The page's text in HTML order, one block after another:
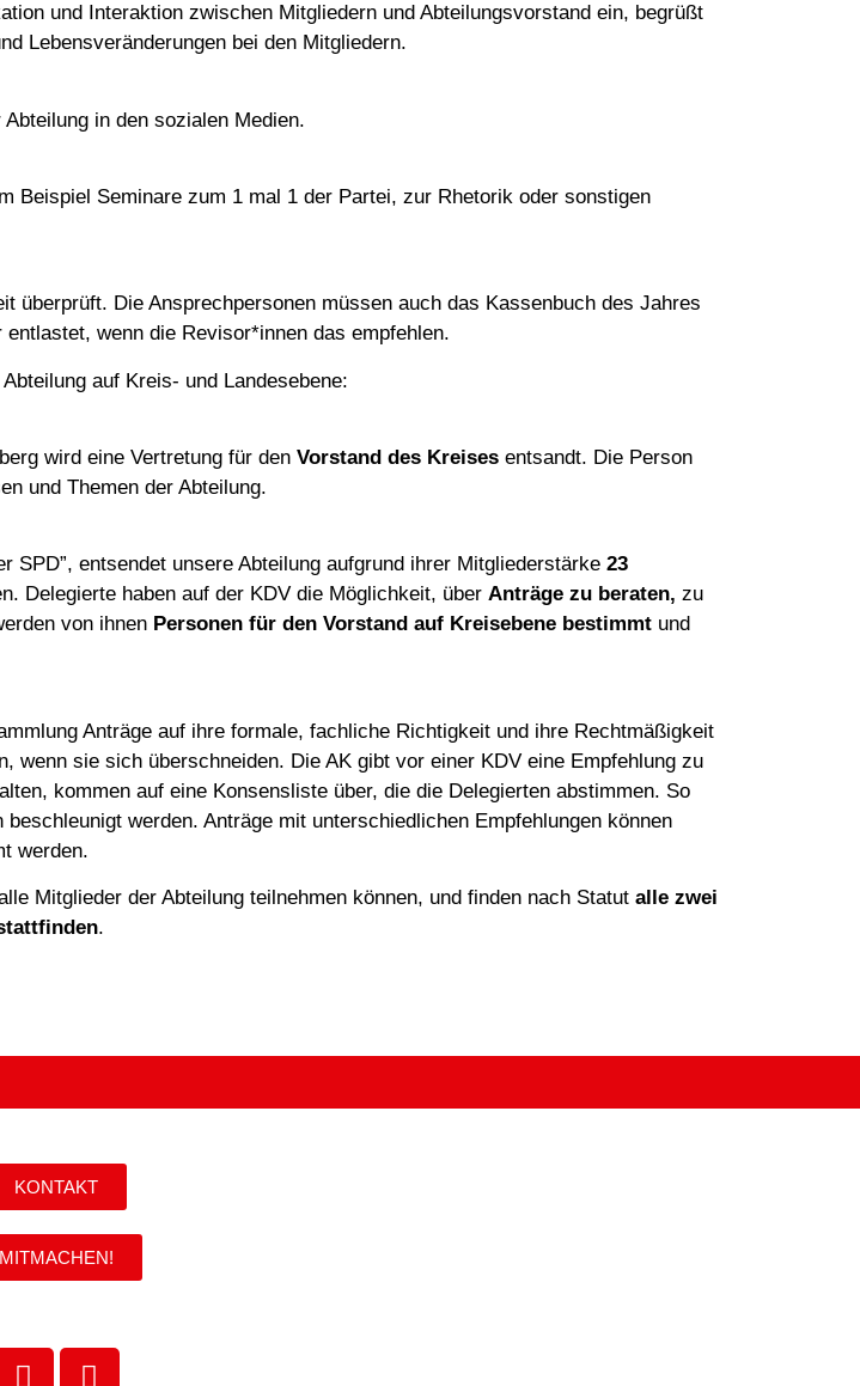
und Interaktion zwischen Mitgliedern und Abteilungsvorstand ein, begrüßt
Lebensveränderungen bei den Mitgliedern.
in den sozialen Medien.
Beispiel Seminare zum 1 mal 1 der Partei, zur Rhetorik oder sonstigen
überprüft. Die Ansprechpersonen müssen auch das Kassenbuch des Jahres
wenn die Revisor*innen das empfehlen.
auf Kreis- und Landesebene:
wird eine Vertretung für den Vorstand des Kreises entsandt. Die Person
und Themen der Abteilung.
entsendet unsere Abteilung aufgrund ihrer Mitgliederstärke 23
Delegierte haben auf der KDV die Möglichkeit, über Anträge zu beraten, zu
von ihnen Personen für den Vorstand auf Kreisebene bestimmt und
Anträge auf ihre formale, fachliche Richtigkeit und ihre Rechtmäßigkeit
wenn sie sich überschneiden. Die AK gibt vor einer KDV eine Empfehlung zu
kommen auf eine Konsensliste über, die die Delegierten abstimmen. So
werden. Anträge mit unterschiedlichen Empfehlungen können
werden.
Mitglieder der Abteilung teilnehmen können, und finden nach Statut alle zwei
.
KONTAKT
MITMACHEN!